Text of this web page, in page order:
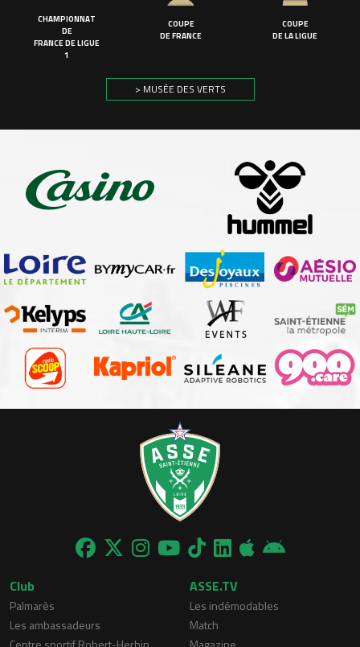
CHAMPIONNAT
DE
FRANCE DE LIGUE
1
COUPE
DE FRANCE
COUPE
DE LA LIGUE
> MUSÉE DES VERTS
Club
Palmarès
Les ambassadeurs
ASSE.TV
Les indémodables
Match